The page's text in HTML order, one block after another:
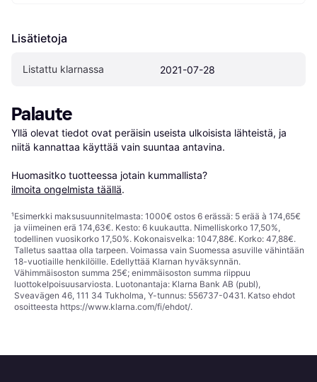
Lisätietoja
Listattu klarnassa 2021-07-28
Palaute
Yllä olevat tiedot ovat peräisin useista ulkoisista lähteistä, ja
niitä kannattaa käyttää vain suuntaa antavina.
Huomasitko tuotteessa jotain kummallista?
ilmoita ongelmista täällä.
¹Esimerkki maksusuunnitelmasta: 1000€ ostos 6 erässä: 5 erää à 174,65€
ja viimeinen erä 174,63€. Kesto: 6 kuukautta. Nimelliskorko 17,50%,
todellinen vuosikorko 17,50%. Kokonaisvelka: 1047,88€. Korko: 47,88€.
Talletus saattaa olla tarpeen. Voimassa vain Suomessa asuville vähintään
18-vuotiaille henkilöille. Edellyttää Klarnan hyväksynnän.
Vähimmäisoston summa 25€; enimmäisoston summa riippuu
luottokelpoisuusarviosta. Luotonantaja: Klarna Bank AB (publ),
Sveavägen 46, 111 34 Tukholma, Y-tunnus: 556737-0431. Katso ehdot
osoitteesta https://www.klarna.com/fi/ehdot/.